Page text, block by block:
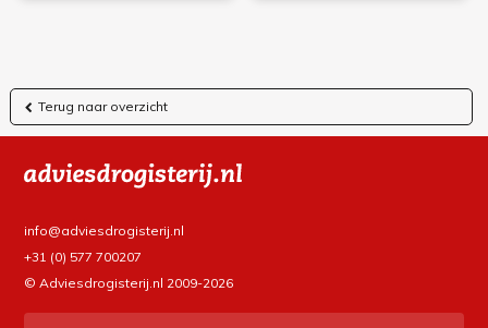
Terug naar overzicht
info@adviesdrogisterij.nl
+31 (0) 577 700207
© Adviesdrogisterij.nl 2009-2026